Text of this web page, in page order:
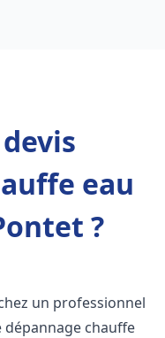
eau
?
un professionnel
chauffe